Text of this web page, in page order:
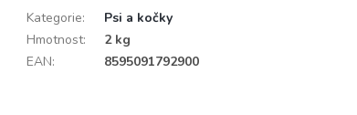
Kategorie:
Psi a kočky
Hmotnost:
2 kg
EAN: 8595091792900